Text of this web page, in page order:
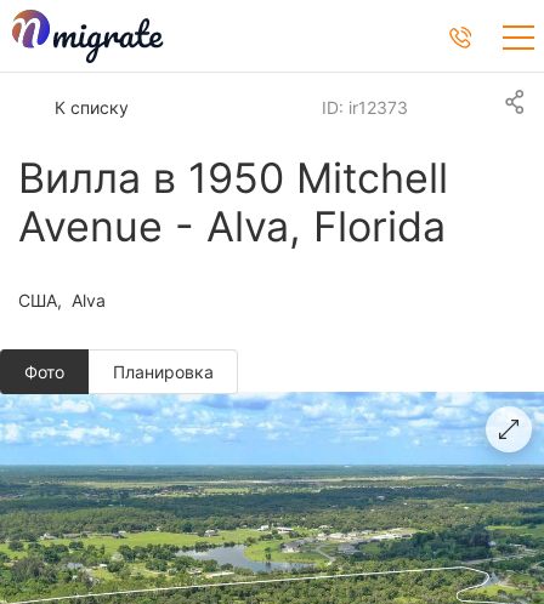
К списку
Вилла в 1950 Mitchell
Avenue - Alva, Florida
ID: ir12373
США Alva
Фото Планировкa